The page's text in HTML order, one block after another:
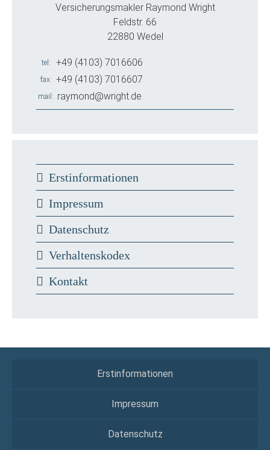
Versicherungsmakler Raymond Wright
Feldstr. 66
22880 Wedel
tel +49 (4103) 7016606
fax +49 (4103) 7016607
mail raymond@wright.de
Erstinformationen
Impressum
Datenschutz
Verhaltenskodex
Kontakt
Erstinformationen
Impressum
Datenschutz